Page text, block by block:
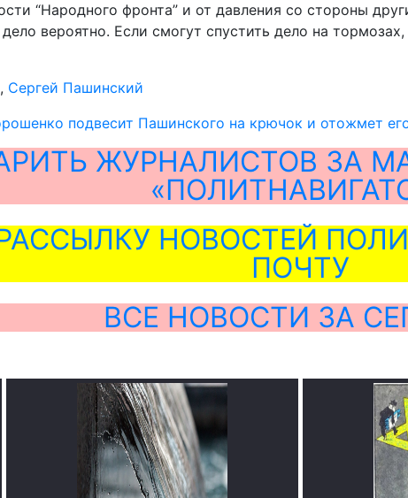
“Народного фронта” и от давления со стороны
вероятно. Если смогут спустить дело на
, Сергей Пашинский
подвесит Пашинского на крючок и отожмет
ЖУРНАЛИСТОВ ЗА
НОВОСТЕЙ
ПОЧТУ
ВСЕ НОВОСТИ ЗА